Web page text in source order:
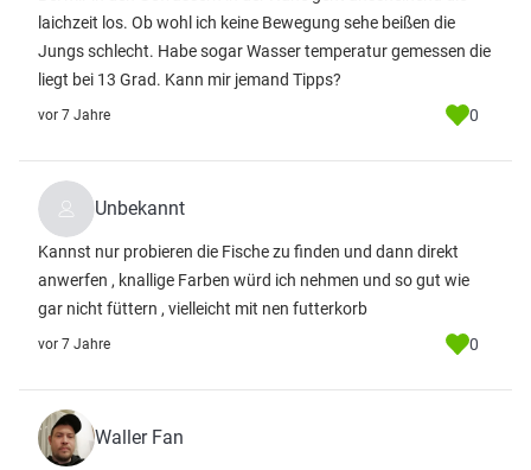
laichzeit los. Ob wohl ich keine Bewegung sehe beißen die
Jungs schlecht. Habe sogar Wasser temperatur gemessen die
liegt bei 13 Grad. Kann mir jemand Tipps?
vor 7 Jahre 0
Unbekannt
Kannst nur probieren die Fische zu finden und dann direkt
anwerfen , knallige Farben würd ich nehmen und so gut wie
gar nicht füttern , vielleicht mit nen futterkorb
vor 7 Jahre 0
Waller Fan